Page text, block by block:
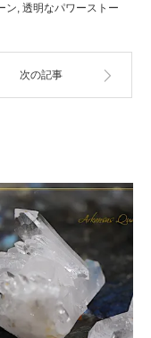
ン 透明なパワーストー
次の記事